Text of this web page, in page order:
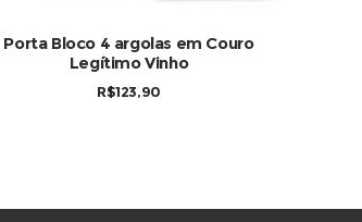
COMPRAR
Porta Bloco 4 argolas em Couro
Legítimo Vinho
R$123,90